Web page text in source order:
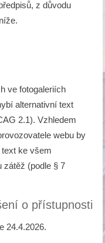
z důvodu
ve fotogaleriích
alternativní text
2.1). Vzhledem
webu by
ke všem
zátěž (podle § 7
o přístupnosti
24.4.2026.